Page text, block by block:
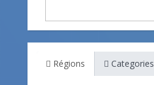
Régions Categories